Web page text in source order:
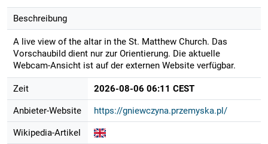
Beschreibung
A live view of the altar in the St. Matthew Church. Das
Vorschaubild dient nur zur Orientierung. Die aktuelle
Webcam-Ansicht ist auf der externen Website verfügbar.
Zeit 2026-08-06 06:11 CEST
Anbieter-Website https://gniewczyna.przemyska.pl/
Wikipedia-Artikel